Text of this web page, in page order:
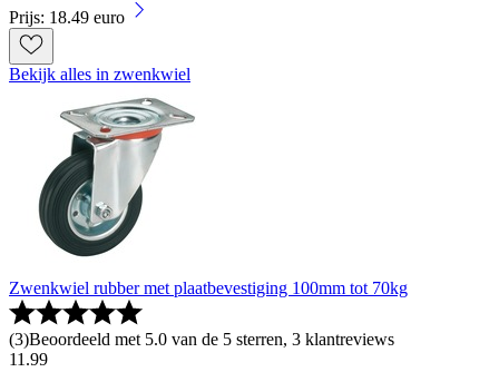
Prijs: 18.49 euro
Bekijk alles in zwenkwiel
Zwenkwiel rubber met plaatbevestiging 100mm tot 70kg
(3)Beoordeeld met 5.0 van de 5 sterren, 3 klantreviews
11 .99